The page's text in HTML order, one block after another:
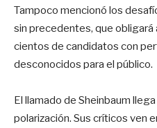
Tampoco mencionó los
sin precedentes, que
cientos de candidatos con
desconocidos para el público.
El llamado de Sheinbaum
polarización. Sus críticos ven